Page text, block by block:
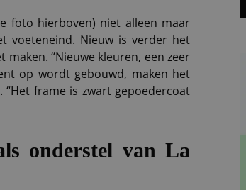
foto hierboven) niet alleen maar
voeteneind. Nieuw is verder het
“Nieuwe kleuren, een zeer
op wordt gebouwd, maken het
“Het frame is zwart gepoedercoat
onderstel van La